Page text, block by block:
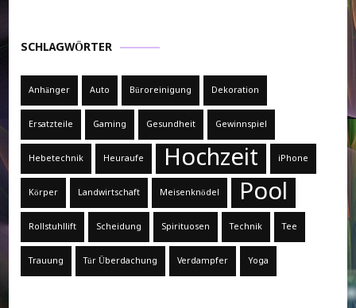
SCHLAGWÖRTER
Anhänger Auto Büroreinigung Dekoration
Ersatzteile Gaming Gesundheit Gewinnspiel
Hebetechnik Heuraufe Hochzeit iPhone
Körper Landwirtschaft Meisenknödel Pool
Rollstuhllift Scheidung Spirituosen Technik Tee
Trauung Tür Überdachung Verdampfer Yoga